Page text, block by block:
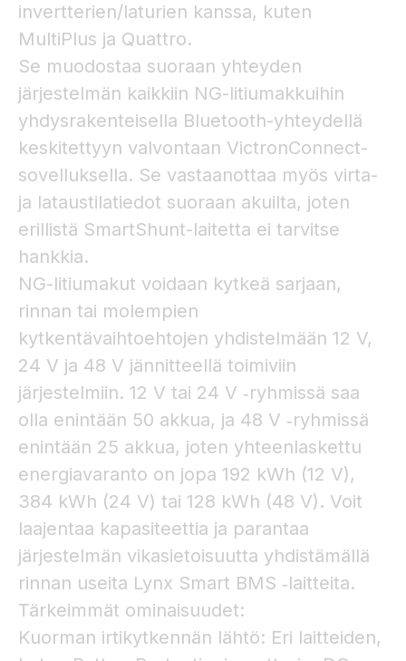
invertterien/laturien kanssa, kuten
MultiPlus ja Quattro.
Se muodostaa suoraan yhteyden
järjestelmän kaikkiin NG-litiumakkuihin
yhdysrakenteisella Bluetooth-yhteydellä
keskitettyyn valvontaan VictronConnect-
sovelluksella. Se vastaanottaa myös virta-
ja lataustilatiedot suoraan akuilta, joten
erillistä SmartShunt-laitetta ei tarvitse
hankkia.
NG-litiumakut voidaan kytkeä sarjaan,
rinnan tai molempien
kytkentävaihtoehtojen yhdistelmään 12 V,
24 V ja 48 V jännitteellä toimiviin
järjestelmiin. 12 V tai 24 V ‑ryhmissä saa
olla enintään 50 akkua, ja 48 V ‑ryhmissä
enintään 25 akkua, joten yhteenlaskettu
energiavaranto on jopa 192 kWh (12 V),
384 kWh (24 V) tai 128 kWh (48 V). Voit
laajentaa kapasiteettia ja parantaa
järjestelmän vikasietoisuutta yhdistämällä
rinnan useita Lynx Smart BMS ‑laitteita.
Tärkeimmät ominaisuudet:
Kuorman irtikytkennän lähtö: Eri laitteiden,